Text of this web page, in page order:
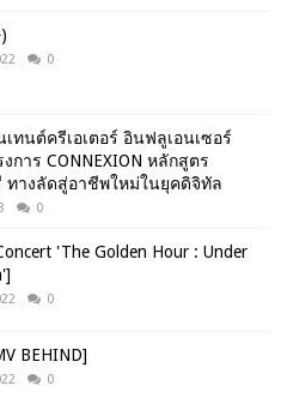
0
ทนต์ครีเอเตอร์ อินฟลูเอนเซอร์
าร CONNEXION หลักสูตร
ทางลัดสู่อาชีพใหม่ในยุคดิจิทัล
0
'The Golden Hour : Under
0
BEHIND]
0